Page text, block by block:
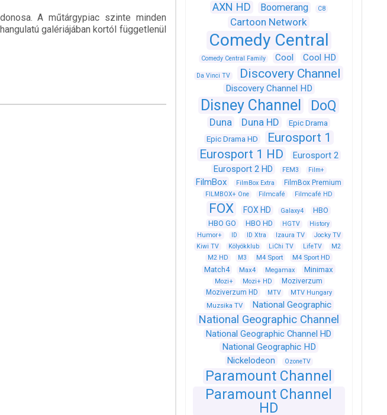
A műtárgypiac szinte minden
galériájában kortól függetlenül
AXN HD
Boomerang C8
Cartoon Network
Comedy Central
Comedy Central Family Cool Cool HD
Da Vinci TV Discovery Channel
Discovery Channel HD
Disney Channel DoQ
Duna Duna HD
Epic Drama
Epic Drama HD
Eurosport 1
Eurosport 1 HD
Eurosport 2
Eurosport 2 HD
FEM3 Film+
FilmBox FilmBox Extra FilmBox Premium
FILMBOX+ One Filmcafé Filmcafé HD
FOX FOX HD Galaxy4
HBO
HBO GO
HBO HD HGTV
History
Humor+
ID ID Xtra Izaura TV
Jocky TV
Kiwi TV
Kölyökklub LiChi TV LifeTV
M2
M2 HD
M3 M4 Sport M4 Sport HD
Match4 Max4 Megamax Minimax
Mozi+ Mozi+ HD
Moziverzum
Moziverzum HD
MTV MTV Hungary
Muzsika TV National Geographic
National Geographic Channel
National Geographic Channel HD
National Geographic HD
Nickelodeon
OzoneTV
Paramount Channel
Paramount Channel
HD